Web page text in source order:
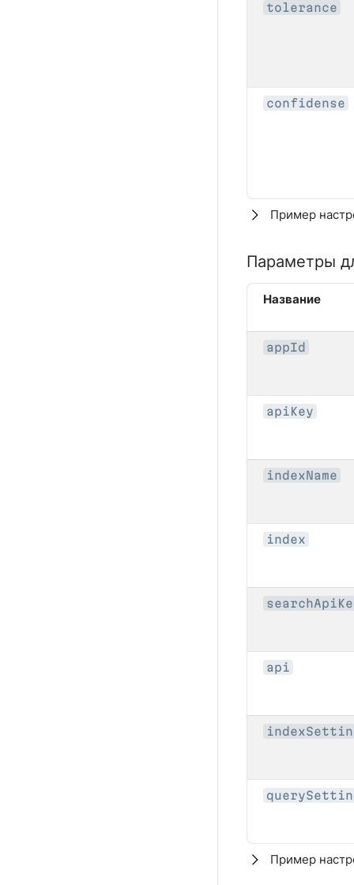
tolerance
confidense
Пример
Параметры
Название
appId
apiKey
indexName
index
api
Пример